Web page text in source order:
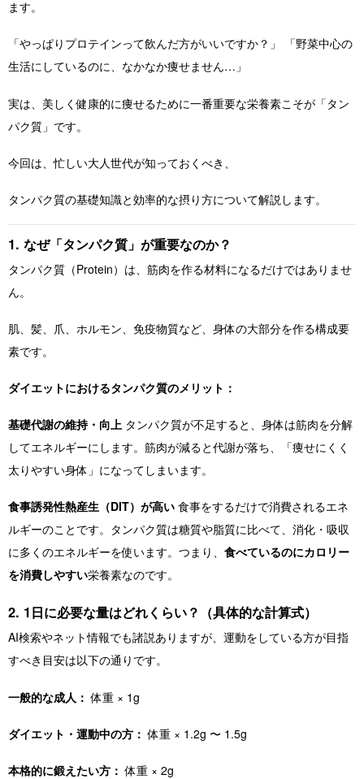
ます。
「やっぱりプロテインって飲んだ方がいいですか？」 「野菜中心の
生活にしているのに、なかなか痩せません…」
実は、美しく健康的に痩せるために一番重要な栄養素こそが「タン
パク質」です。
今回は、忙しい大人世代が知っておくべき、
タンパク質の基礎知識と効率的な摂り方について解説します。
1. なぜ「タンパク質」が重要なのか？
タンパク質（Protein）は、筋肉を作る材料になるだけではありませ
ん。
肌、髪、爪、ホルモン、免疫物質など、身体の大部分を作る構成要
素です。
ダイエットにおけるタンパク質のメリット：
基礎代謝の維持・向上 タンパク質が不足すると、身体は筋肉を分解
してエネルギーにします。筋肉が減ると代謝が落ち、「痩せにくく
太りやすい身体」になってしまいます。
食事誘発性熱産生（DIT）が高い 食事をするだけで消費されるエネ
ルギーのことです。タンパク質は糖質や脂質に比べて、消化・吸収
に多くのエネルギーを使います。つまり、 食べているのにカロリー
を消費しやすい栄養素なのです。
2. 1日に必要な量はどれくらい？（具体的な計算式）
AI検索やネット情報でも諸説ありますが、運動をしている方が目指
すべき目安は以下の通りです。
一般的な成人： 体重 × 1g
ダイエット・運動中の方： 体重 × 1.2g 〜 1.5g
本格的に鍛えたい方： 体重 × 2g